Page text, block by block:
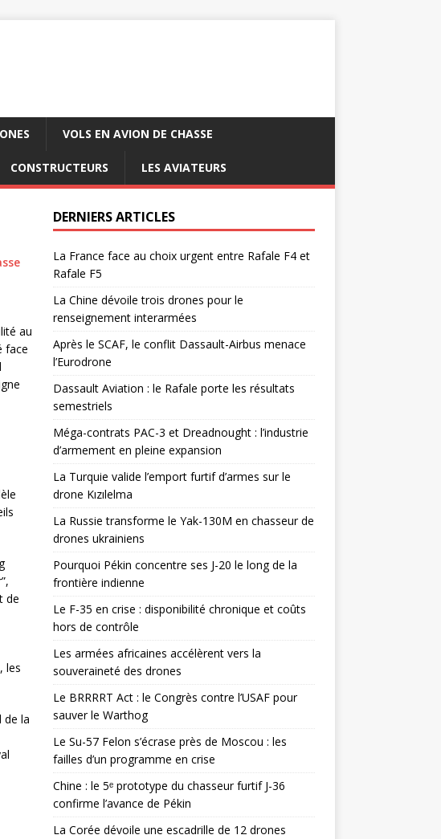
VOLS EN AVION DE CHASSE
CONSTRUCTEURS LES AVIATEURS
au
face
de
les
de la
DERNIERS ARTICLES
La France face au choix urgent entre Rafale F4 et
Rafale F5
La Chine dévoile trois drones pour le
renseignement interarmées
Après le SCAF, le conflit Dassault-Airbus menace
l’Eurodrone
Dassault Aviation : le Rafale porte les résultats
semestriels
Méga-contrats PAC-3 et Dreadnought : l’industrie
d’armement en pleine expansion
La Turquie valide l’emport furtif d’armes sur le
drone Kızılelma
La Russie transforme le Yak-130M en chasseur de
drones ukrainiens
Pourquoi Pékin concentre ses J-20 le long de la
frontière indienne
Le F-35 en crise : disponibilité chronique et coûts
hors de contrôle
Les armées africaines accélèrent vers la
souveraineté des drones
Le BRRRRT Act : le Congrès contre l’USAF pour
sauver le Warthog
Le Su-57 Felon s’écrase près de Moscou : les
failles d’un programme en crise
Chine : le 5ᵉ prototype du chasseur furtif J-36
confirme l’avance de Pékin
La Corée dévoile une escadrille de 12 drones